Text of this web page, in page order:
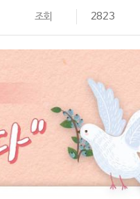
조회 2823